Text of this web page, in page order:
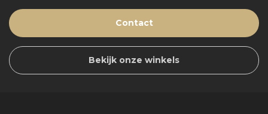
Contact
Bekijk onze winkels